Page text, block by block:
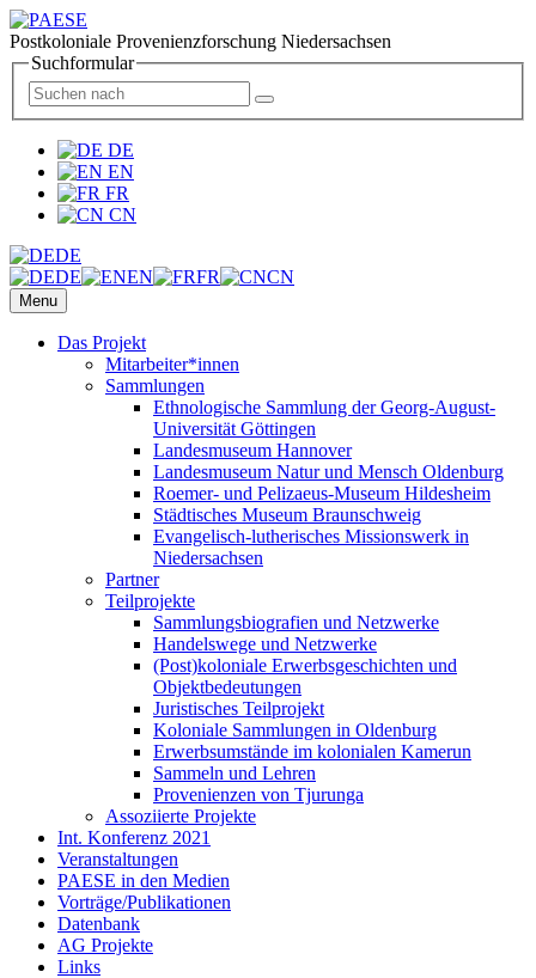
Postkoloniale Provenienzforschung Niedersachsen
Suchformular
DE
EN
FR
CN
DE
DE
EN FR CN
Menu
Das Projekt
Mitarbeiter*innen
Sammlungen
Ethnologische Sammlung der Georg-August-
Universität Göttingen
Landesmuseum Hannover
Landesmuseum Natur und Mensch Oldenburg
Roemer- und Pelizaeus-Museum Hildesheim
Städtisches Museum Braunschweig
Evangelisch-lutherisches Missionswerk in
Niedersachsen
Partner
Teilprojekte
Sammlungsbiografien und Netzwerke
Handelswege und Netzwerke
(Post)koloniale Erwerbsgeschichten und
Objektbedeutungen
Juristisches Teilprojekt
Koloniale Sammlungen in Oldenburg
Erwerbsumstände im kolonialen Kamerun
Sammeln und Lehren
Provenienzen von Tjurunga
Assoziierte Projekte
Int. Konferenz 2021
Veranstaltungen
PAESE in den Medien
Vorträge/Publikationen
Datenbank
AG Projekte
Links